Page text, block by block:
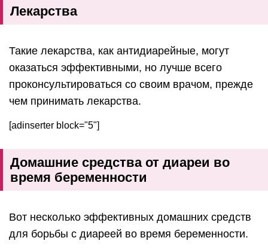
Лекарства
Такие лекарства, как антидиарейные, могут
оказаться эффективными, но лучше всего
проконсультироваться со своим врачом, прежде
чем принимать лекарства.
[adinserter block="5"]
Домашние средства от диареи во
время беременности
Вот несколько эффективных домашних средств
для борьбы с диареей во время беременности.